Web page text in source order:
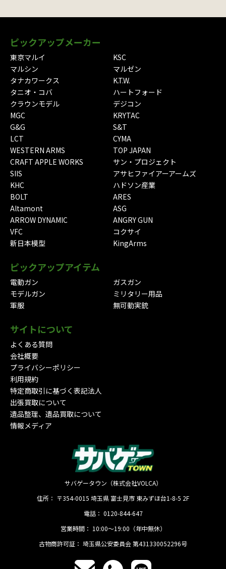
ピックアップメーカー
東京マルイ
KSC
マルシン
マルゼン
タナカワークス
K.T.W.
タニオ・コバ
ハートフォード
クラウンモデル
デジコン
MGC
KRYTAC
G&G
S&T
LCT
CYMA
WESTERN ARMS
TOP JAPAN
CRAFT APPLE WORKS
サン・プロジェクト
SIIS
アサヒファイアーアームズ
KHC
ハドソン産業
BOLT
ARES
Altamont
ASG
ARROW DYNAMIC
ANGRY GUN
VFC
コクサイ
新日本模型
KingArms
ピックアップアイテム
電動ガン
ガスガン
モデルガン
ミリタリー用品
軍服
無可動実銃
サイトについて
よくある質問
会社概要
プライバシーポリシー
利用規約
特定商取引に基づく表記法人
出張買取について
遺品整理、遺品買取について
情報メディア
サバゲータウン（株式会社VOLCA）
住所： 〒354-0015 埼玉県 富士見市 東みずほ台1-8-5 2F
電話： 0120-844-647
営業時間： 10:00〜19:00（年中無休）
古物商許可証： 埼玉県公安委員会 第431330052296号